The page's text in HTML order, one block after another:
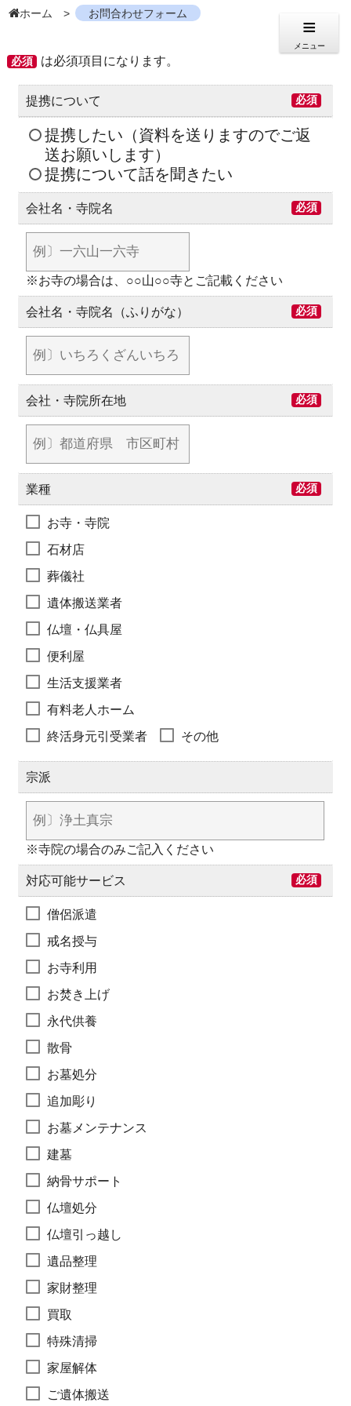
メニュー
ホーム お問合わせフォーム
必須 は必須項目になります。
提携について 必須
提携したい（資料を送りますのでご返
送お願いします）
提携について話を聞きたい
会社名・寺院名 必須
※お寺の場合は、○○山○○寺とご記載ください
会社名・寺院名（ふりがな） 必須
会社・寺院所在地 必須
業種 必須
お寺・寺院
石材店
葬儀社
遺体搬送業者
仏壇・仏具屋
便利屋
生活支援業者
有料老人ホーム
終活身元引受業者
その他
宗派
※寺院の場合のみご記入ください
対応可能サービス 必須
僧侶派遣
戒名授与
お寺利用
お焚き上げ
永代供養
散骨
お墓処分
追加彫り
お墓メンテナンス
建墓
納骨サポート
仏壇処分
仏壇引っ越し
遺品整理
家財整理
買取
特殊清掃
家屋解体
ご遺体搬送